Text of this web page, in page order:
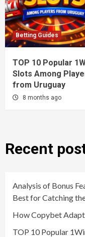
Betting Guides
TOP 10 Popular
Slots Among
from Uruguay
8 months ago
Recent
Analysis of Bonus
Best for Catching
How Copybet
TOP 10 Popular